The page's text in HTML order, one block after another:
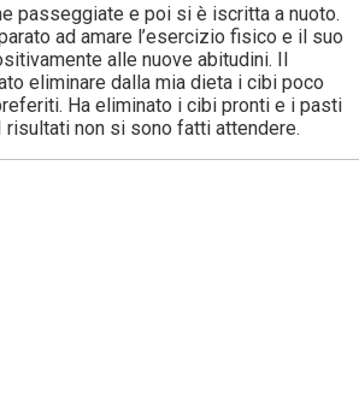
passeggiate e poi si è iscritta a nuoto.
ad amare l’esercizio fisico e il suo
alle nuove abitudini. Il
eliminare dalla mia dieta i cibi poco
Ha eliminato i cibi pronti e i pasti
risultati non si sono fatti attendere.